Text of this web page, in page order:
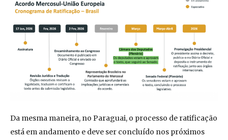
Da mesma maneira, no Paraguai, o processo de ratificação
está em andamento e deve ser concluído nos próximos